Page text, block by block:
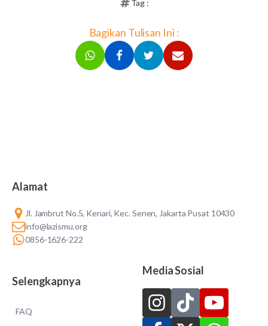
Tag :
Bagikan Tulisan Ini :
Alamat
Jl. Jambrut No.5, Kenari, Kec. Senen, Jakarta Pusat 10430
info@lazismu.org
0856-1626-222
Selengkapnya
FAQ
Media Sosial